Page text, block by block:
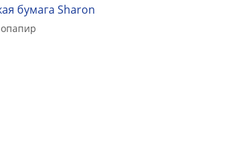
бумага Sharon